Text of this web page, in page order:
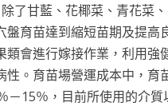
了甘藍、花椰菜、青花菜
盤育苗達到縮短苗期及提高
類會進行嫁接作業，利用強
性。育苗場營運成本中，育
－15％，目前所使用的介質